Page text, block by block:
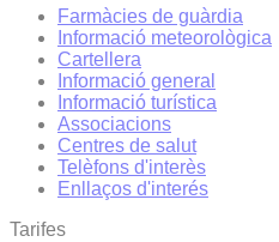
Farmàcies de guàrdia
Informació meteorològica
Cartellera
Informació general
Informació turística
Associacions
Centres de salut
Telèfons d'interès
Enllaços d'interés
Tarifes